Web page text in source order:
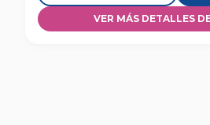
VER MÁS DETALLES